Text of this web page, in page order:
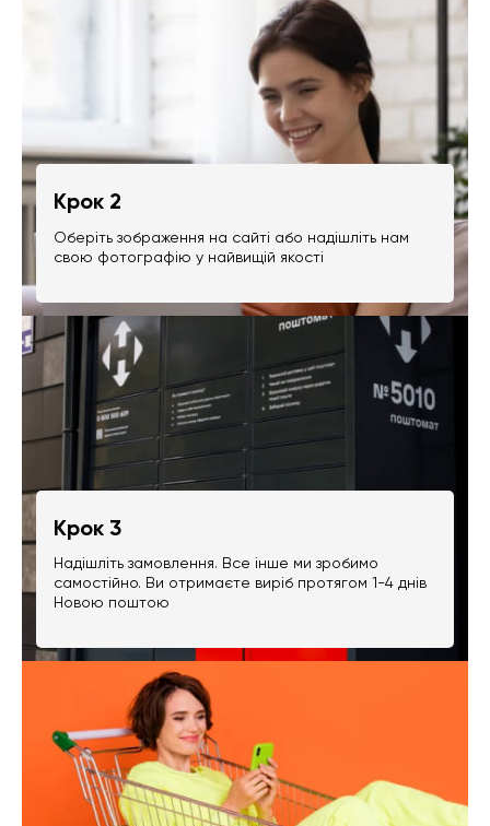
Крок 2
Оберіть зображення на сайті або надішліть нам
свою фотографію у найвищій якості
Крок 3
Надішліть замовлення. Все інше ми зробимо
самостійно. Ви отримаєте виріб протягом 1-4 днів
Новою поштою